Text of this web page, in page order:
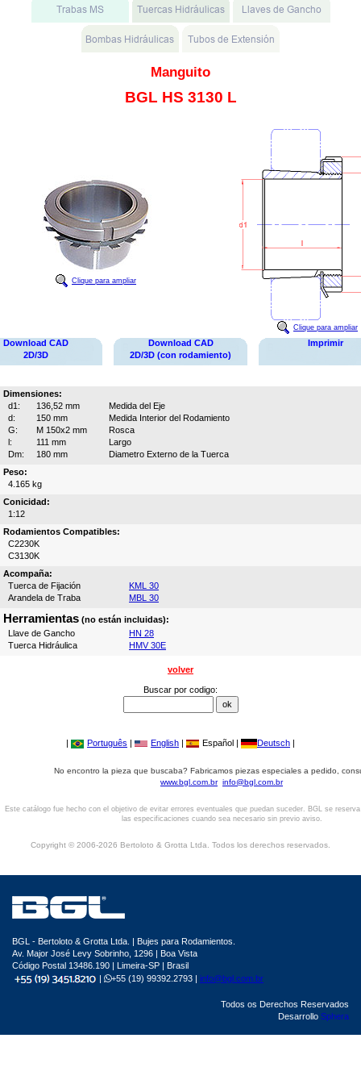
Manguito
BGL HS 3130 L
Clique para ampliar
Clique para ampliar
Download CAD
2D/3D
Download CAD
2D/3D (con rodamiento)
Imprimir
Dimensiones:
d1:
136,52 mm
Medida del Eje
d:
150 mm
Medida Interior del Rodamiento
G:
M 150x2 mm
Rosca
l:
111 mm
Largo
Dm:
180 mm
Diametro Externo de la Tuerca
Peso:
4.165 kg
Conicidad:
1:12
Rodamientos Compatibles:
C2230K
C3130K
Acompaña:
Tuerca de Fijación
KML 30
Arandela de Traba
MBL 30
Herramientas (no están incluidas):
Llave de Gancho
HN 28
Tuerca Hidráulica
HMV 30E
volver
Buscar por codigo:
| Português | English | Español | Deutsch |
No encontro la pieza que buscaba? Fabricamos piezas especiales a pedido,
www.bgl.com.br info@bgl.com.br
Este catálogo fue hecho con el objetivo de evitar errores eventuales que puedan suceder. BGL se
las especificaciones cuando sea necesario sin previo aviso.
Copyright © 2006-2026 Bertoloto & Grotta Ltda. Todos los derechos reservados.
BGL - Bertoloto & Grotta Ltda. | Bujes para Rodamientos.
Av. Major José Levy Sobrinho, 1296 | Boa Vista
Código Postal 13486.190 | Limeira-SP | Brasil
|
+55 (19) 99392.2793 | info@bgl.com.br
Todos os Derechos Reservados
Desarrollo Sphera